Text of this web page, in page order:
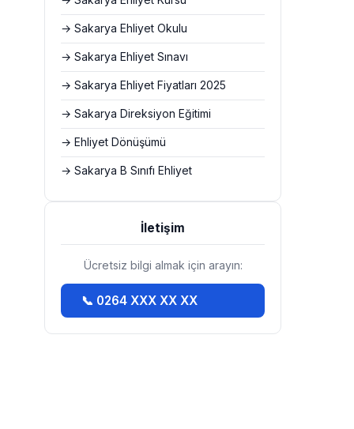
→ Sakarya Ehliyet Okulu
→ Sakarya Ehliyet Sınavı
→ Sakarya Ehliyet Fiyatları 2025
→ Sakarya Direksiyon Eğitimi
→ Ehliyet Dönüşümü
→ Sakarya B Sınıfı Ehliyet
İletişim
Ücretsiz bilgi almak için arayın:
📞 0264 XXX XX XX